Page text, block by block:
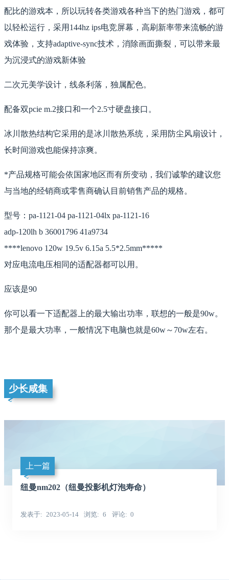
配比的游戏本，所以玩转各类游戏各种当下的热门游戏，都可
以轻松运行，采用144hz ips电竞屏幕，高刷新率带来流畅的游
戏体验，支持adaptive-sync技术，消除画面撕裂，可以带来最
为沉浸式的游戏新体验
二次元美学设计，线条利落，独属配色。
配备双pcie m.2接口和一个2.5寸硬盘接口。
冰川散热结构它采用的是冰川散热系统，采用防尘风扇设计，
长时间游戏也能保持凉爽。
*产品规格可能会依国家地区而有所变动，我们诚挚的建议您
与当地的经销商或零售商确认目前销售产品的规格。
型号：pa-1121-04 pa-1121-04lx pa-1121-16
adp-120lh b 36001796 41a9734
****lenovo 120w 19.5v 6.15a 5.5*2.5mm*****
对应电流电压相同的适配器都可以用。
应该是90
你可以看一下适配器上的最大输出功率，联想的一般是90w。
那个是最大功率，一般情况下电脑也就是60w～70w左右。
少长咸集
上一篇
纽曼nm202（纽曼投影机灯泡寿命）
发表于 2023-05-14 浏览 6 评论 0